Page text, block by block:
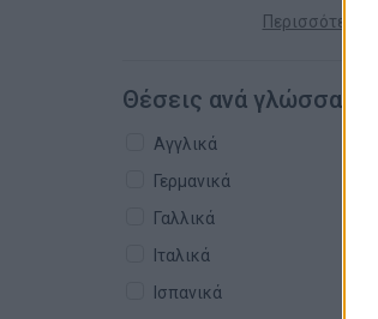
Περισσότερες
Θέσεις ανά γλώσσα
Αγγλικά
Γερμανικά
Γαλλικά
Ιταλικά
Ισπανικά